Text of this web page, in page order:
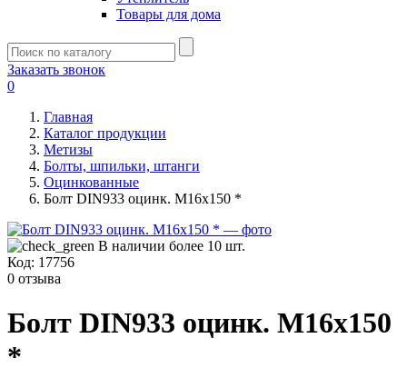
Товары для дома
Заказать звонок
0
Главная
Каталог продукции
Метизы
Болты, шпильки, штанги
Оцинкованные
Болт DIN933 оцинк. М16х150 *
В наличии более 10 шт.
Код: 17756
0 отзыва
Болт DIN933 оцинк. М16х150
*